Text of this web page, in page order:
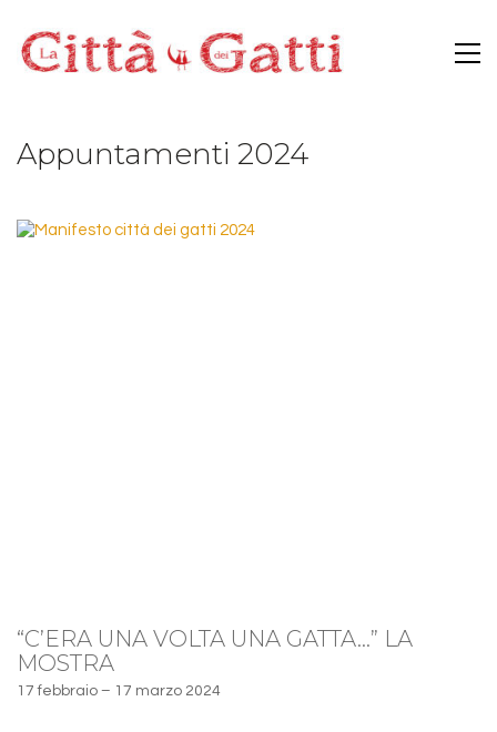
Appuntamenti 2024
“C’ERA UNA VOLTA UNA GATTA…” LA
MOSTRA
17 febbraio – 17 marzo 2024